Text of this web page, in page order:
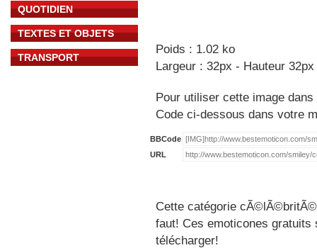
QUOTIDIEN
TEXTES ET OBJETS
TRANSPORT
Poids : 1.02 ko
Largeur : 32px - Hauteur 32px
Pour utiliser cette image
Code ci-dessous dans votre
BBCode
URL
Cette catégorie
faut! Ces emoticones
télécharger!